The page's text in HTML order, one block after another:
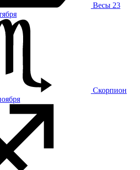
Весы 23
Скорпион